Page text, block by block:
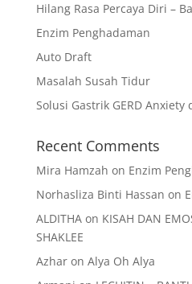
Hilang Rasa Percaya Diri –
Enzim Penghadaman
Auto Draft
Masalah Susah Tidur
Solusi Gastrik GERD Anxiety
Recent Comments
Mira Hamzah on Enzim
Norhasliza Binti Hassan on
ALDITHAon KISAH DAN
SHAKLEE
Azharon Alya Oh Alya